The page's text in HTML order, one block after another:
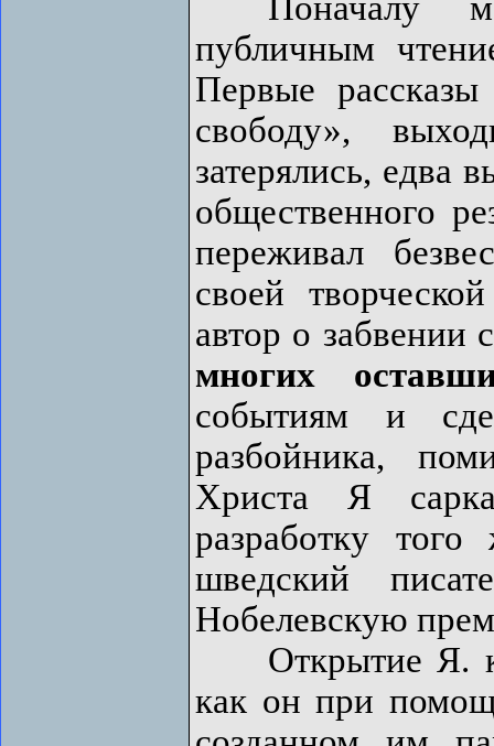
публичным
Первые
свободу»,
затерялись, едва
общественного
переживал
своей
автор о забвении
многих
событиям и
разбойника,
Христа Я
разработку
шведский
Нобелевскую
Открытие Я.
как он при